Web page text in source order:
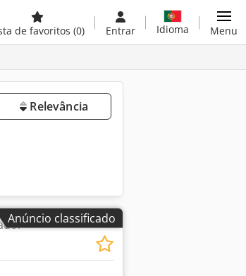
de favoritos (0) Entrar Idioma Menu
Relevância
Anúncio classificado